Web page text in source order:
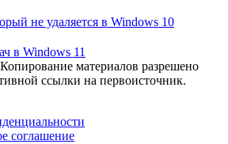
не удаляется в Windows 10
в Windows 11
материалов разрешено
ссылки на первоисточник.
соглашение